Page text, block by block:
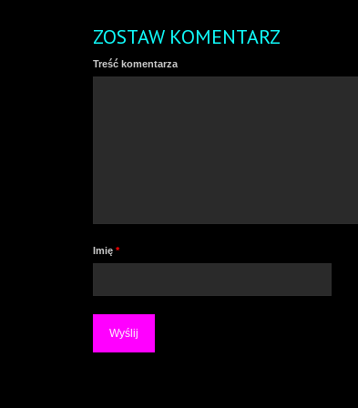
ZOSTAW KOMENTARZ
Treść komentarza
Imię *